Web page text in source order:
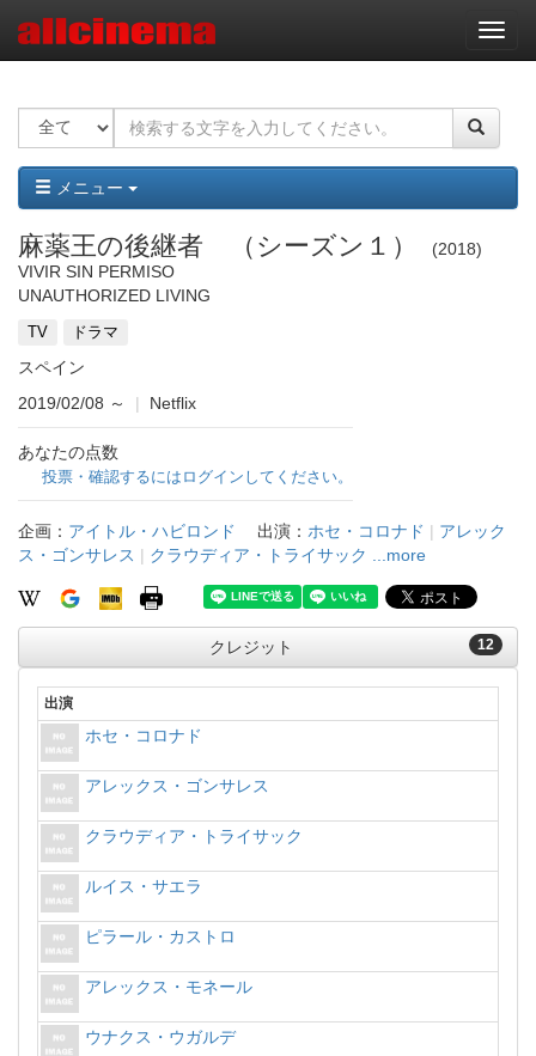
ナ
ビ
ー
ョ
ン
メニュー
麻薬王の後継者 （シーズン１）
2018
VIVIR SIN PERMISO
UNAUTHORIZED LIVING
TV ドラマ
スペイン
2019/02/08 ～ | Netflix
あなたの点数
投票・確認するにはログインしてください。
企画： アイトル・ハビロンド 出演： ホセ・コロナド | アレック
ス・ゴンサレス | クラウディア・トライサック ...more
12
クレジット
出演
ホセ・コロナド
アレックス・ゴンサレス
クラウディア・トライサック
ルイス・サエラ
ピラール・カストロ
アレックス・モネール
ウナクス・ウガルデ